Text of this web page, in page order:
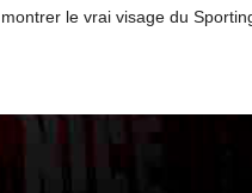
le vrai visage du